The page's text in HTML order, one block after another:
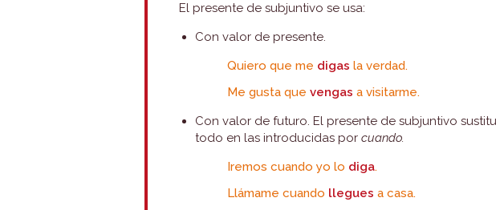
El presente de subjuntivo se usa:
Con valor de presente.
Quiero que me digas la verdad.
Me gusta quevengas a visitarme.
Con valor de futuro. El presente de subjuntivo
todo en las introducidas porcuando.
Iremos cuando yo lo diga.
Llámame cuando llegues a casa.